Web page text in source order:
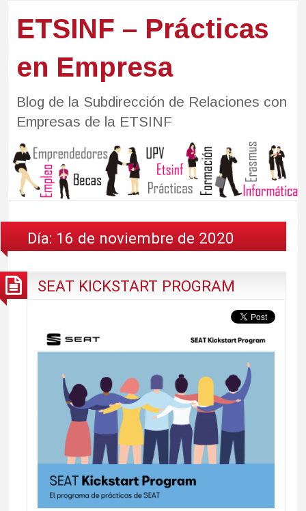
ETSINF – Prácticas
en Empresa
Blog de la Subdirección de Relaciones con
Empresas de la ETSINF
Día: 16 de noviembre de 2020
SEAT KICKSTART PROGRAM